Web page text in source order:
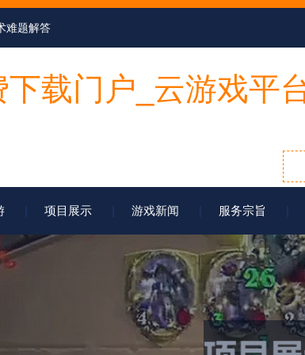
难题解答
项目展示 游戏新闻 服务宗旨